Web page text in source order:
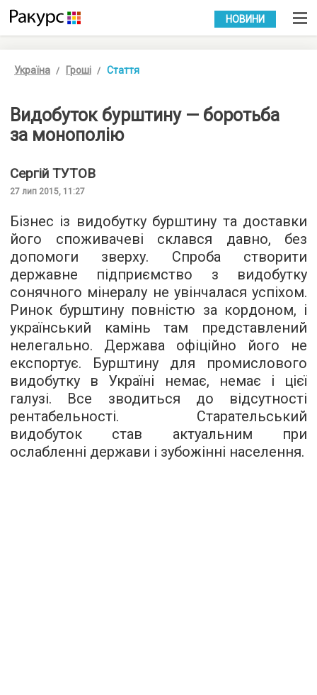
УКР РУС
НОВИНИ
Україна Гроші Стаття
Видобуток бурштину — боротьба
за монополію
Сергій ТУТОВ
27 лип 2015, 11:27
Бізнес із видобутку бурштину та доставки
його споживачеві склався давно, без
допомоги зверху. Спроба створити
державне підприємство з видобутку
сонячного мінералу не увінчалася успіхом.
Ринок бурштину повністю за кордоном, і
український камінь там представлений
нелегально. Держава офіційно його не
експортує. Бурштину для промислового
видобутку в Україні немає, немає і цієї
галузі. Все зводиться до відсутності
рентабельності. Старательський
видобуток став актуальним при
ослабленні держави і зубожінні населення.